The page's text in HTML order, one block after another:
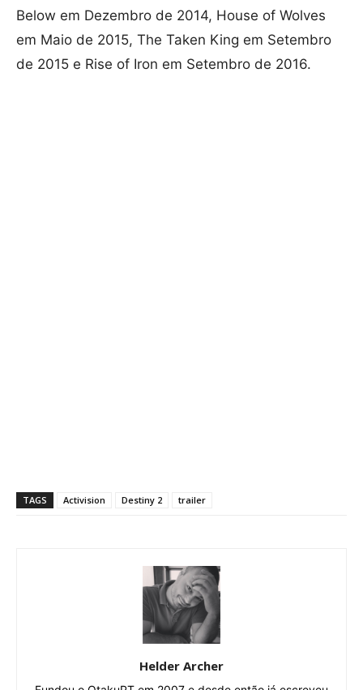
Below em Dezembro de 2014, House of Wolves
em Maio de 2015, The Taken King em Setembro
de 2015 e Rise of Iron em Setembro de 2016.
TAGS Activision Destiny 2 trailer
Helder Archer